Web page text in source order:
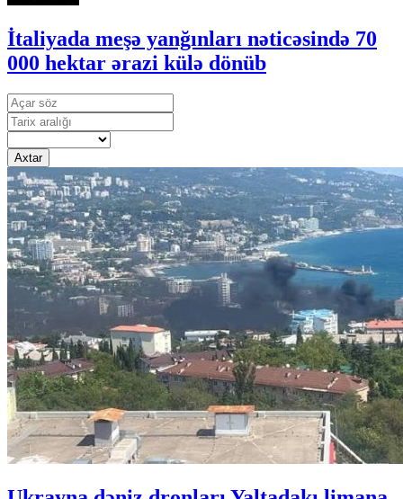
İtaliyada meşə yanğınları nəticəsində 70
000 hektar ərazi külə dönüb
Axtar